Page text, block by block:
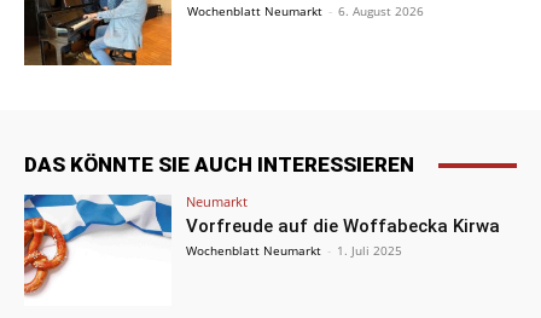
Wochenblatt Neumarkt - 6. August 2026
DAS KÖNNTE SIE AUCH INTERESSIEREN
Neumarkt
Vorfreude auf die Woffabecka Kirwa
Wochenblatt Neumarkt - 1. Juli 2025